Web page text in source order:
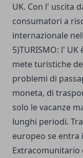
UK. Con l' uscita
consumatori a
internazionale
5)TURISMO: l'
mete turistiche
problemi di
moneta, di
solo le vacanze
lunghi periodi.
europeo se entra
Extracomunitario